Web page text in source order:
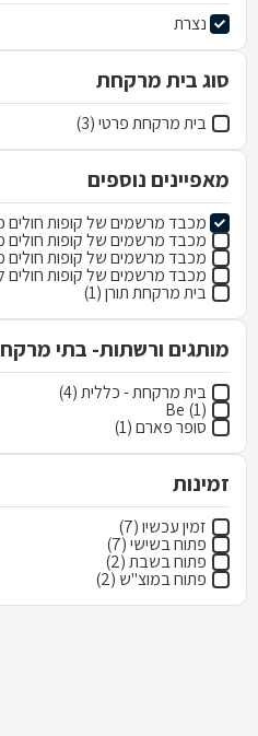
נצרת
סוג בית מרקחת
בית מרקחת פרטי (3)
מאפיינים נוספים
מכבד מרשמים של קופות חולים
מכבד מרשמים של קופות חולים
מכבד מרשמים של קופות חולים
מכבד מרשמים של קופות חולים
בית מרקחת תורן (1)
מותגים ורשתות- בתי
בית מרקחת - כללית (4)
Be (1)
סופר פארם (1)
זמינות
זמין עכשיו (7)
פתוח בשישי (7)
פתוח בשבת (2)
פתוח במוצ"ש (2)